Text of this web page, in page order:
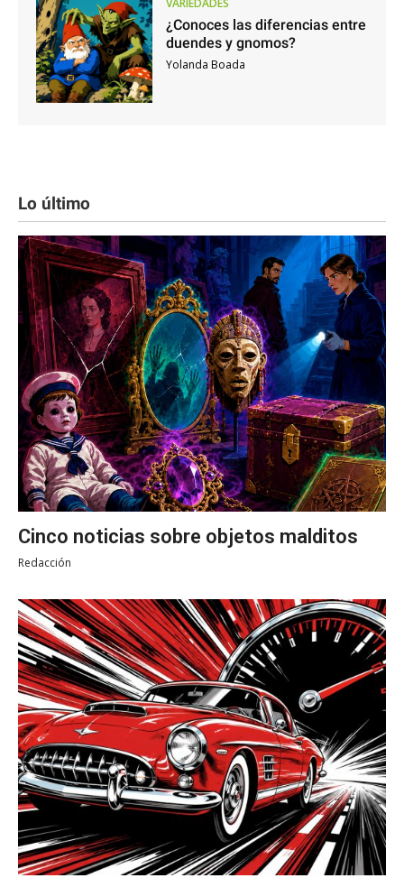
VARIEDADES
¿Conoces las diferencias entre
duendes y gnomos?
Yolanda Boada
Lo último
Cinco noticias sobre objetos malditos
Redacción